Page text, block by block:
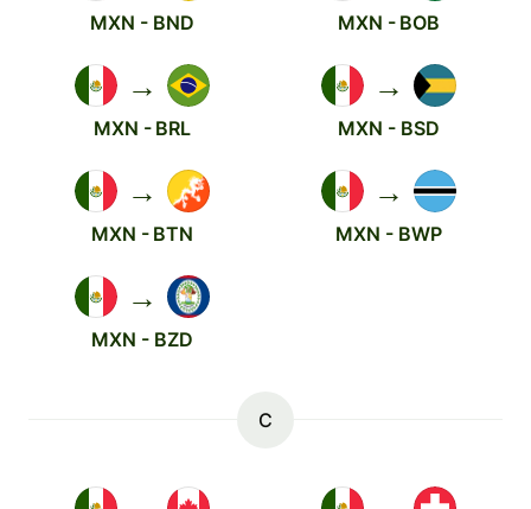
MXN - BND MXN - BOB
→
MXN - BRL
→
MXN - BSD
→
MXN - BTN
→
MXN - BWP
→
MXN - BZD
C